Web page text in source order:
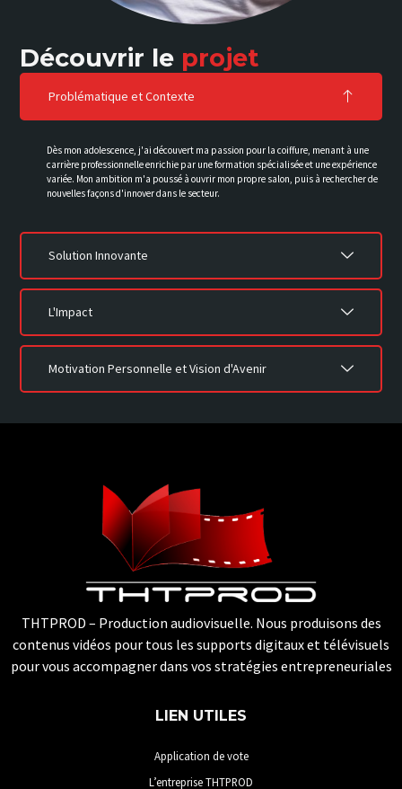
Découvrir le projet
Problématique et Contexte
Dès mon adolescence, j'ai découvert ma passion pour la coiffure, menant à une
carrière professionnelle enrichie par une formation spécialisée et une expérience
variée. Mon ambition m'a poussé à ouvrir mon propre salon, puis à rechercher de
nouvelles façons d'innover dans le secteur.
Solution Innovante
L'Impact
Motivation Personnelle et Vision d'Avenir
THTPROD – Production audiovisuelle. Nous produisons des
contenus vidéos pour tous les supports digitaux et télévisuels
pour vous accompagner dans vos stratégies entrepreneuriales
LIEN UTILES
Application de vote
L’entreprise THTPROD